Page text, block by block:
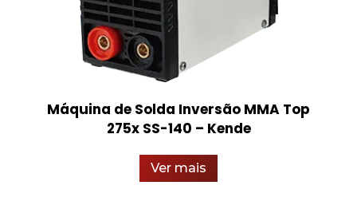
Máquina de Solda Inversão MMA Top
275x SS-140 – Kende
Ver mais